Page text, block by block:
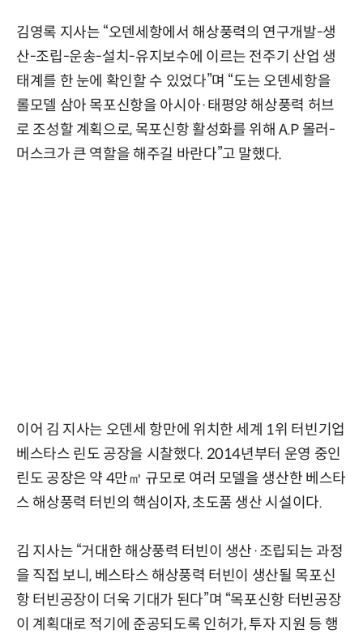
김영록 지사는 “오덴세항에서 해상풍력의 연구개발-생
산-조립-운송-설치-유지보수에 이르는 전주기 산업 생
태계를 한 눈에 확인할 수 있었다”며 “도는 오덴세항을
롤모델 삼아 목포신항을 아시아·태평양 해상풍력 허브
로 조성할 계획으로, 목포신항 활성화를 위해 A.P 몰러-
머스크가 큰 역할을 해주길 바란다”고 말했다.
이어 김 지사는 오덴세 항만에 위치한 세계 1위 터빈기업
베스타스 린도 공장을 시찰했다. 2014년부터 운영 중인
린도 공장은 약 4만㎡ 규모로 여러 모델을 생산한 베스타
스 해상풍력 터빈의 핵심이자, 초도품 생산 시설이다.
김 지사는 “거대한 해상풍력 터빈이 생산·조립되는 과정
을 직접 보니, 베스타스 해상풍력 터빈이 생산될 목포신
항 터빈공장이 더욱 기대가 된다”며 “목포신항 터빈공장
이 계획대로 적기에 준공되도록 인허가, 투자 지원 등 행